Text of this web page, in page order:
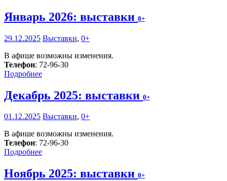
Январь 2026: выставки 0+
29.12.2025 Выставки, 0+
В афише возможны изменения.
Телефон: 72-96-30
Подробнее
Декабрь 2025: выставки 0+
01.12.2025 Выставки, 0+
В афише возможны изменения.
Телефон: 72-96-30
Подробнее
Ноябрь 2025: выставки 0+